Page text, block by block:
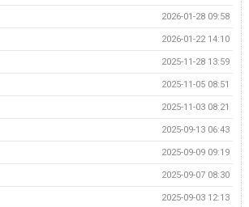
2026-01-28 09:58
2026-01-22 14:10
2025-11-28 13:59
2025-11-05 08:51
2025-11-03 08:21
2025-09-13 06:43
2025-09-09 09:19
2025-09-07 08:30
2025-09-03 12:13